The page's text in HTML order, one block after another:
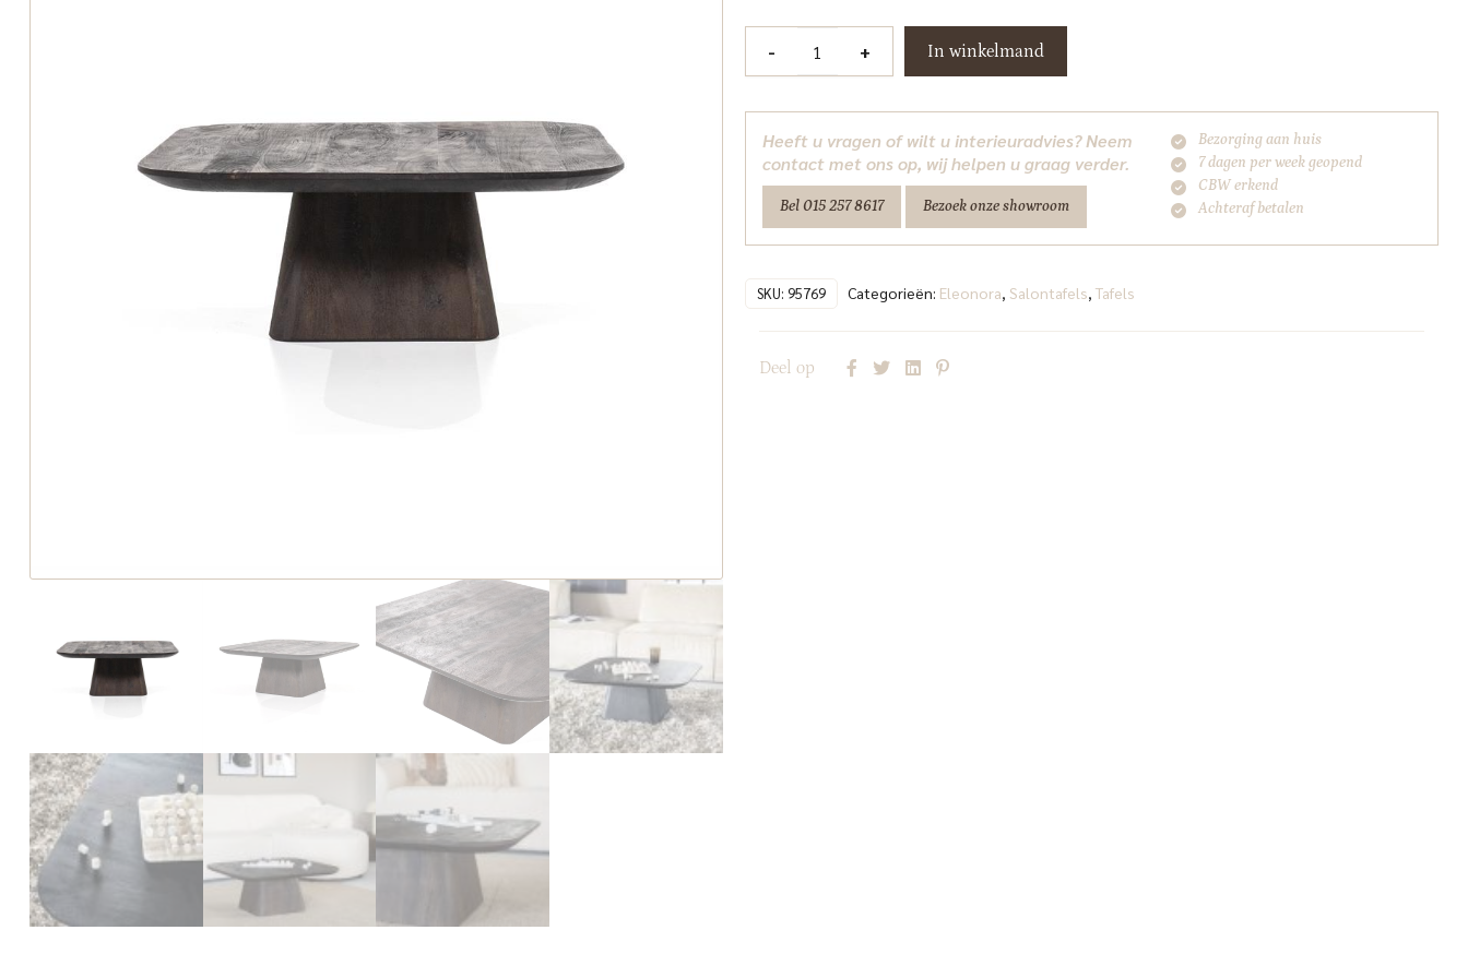
-
bruin
Eleonora
+ In winkelmand
Heeft u vragen of wilt u interieuradvies? Neem
contact met ons op, wij helpen u graag verder.
Bel 015 257 8617 Bezoek onze showroom
Bezorging aan huis
7 dagen per week geopend
CBW erkend
Achteraf betalen
SKU: 95769 Categorieën: Eleonora, Salontafels, Tafels
Deel op